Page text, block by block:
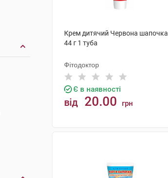
Крем дитячий Червона шапочка
44 г 1 туба
Фітодоктор
Є в наявності
від 20.00 грн